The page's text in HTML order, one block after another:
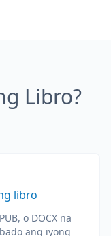
Libro?
libro
o DOCX na
ang iyong